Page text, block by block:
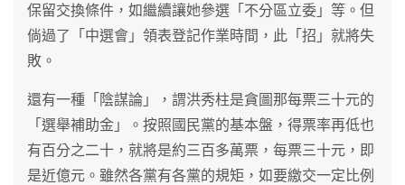
保留交換條件，如繼續讓她參選「不分區立委」等。但
倘過了「中選會」領表登記作業時間，此「招」就將失
敗。
還有一種「陰謀論」，謂洪秀柱是貪圖那每票三十元的
「選舉補助金」。按照國民黨的基本盤，得票率再低也
有百分之二十，就將是約三百多萬票，每票三十元，即
是近億元。雖然各黨有各黨的規矩，如要繳交一定比例